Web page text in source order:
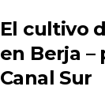
El cultivo
en Berja
Canal Sur